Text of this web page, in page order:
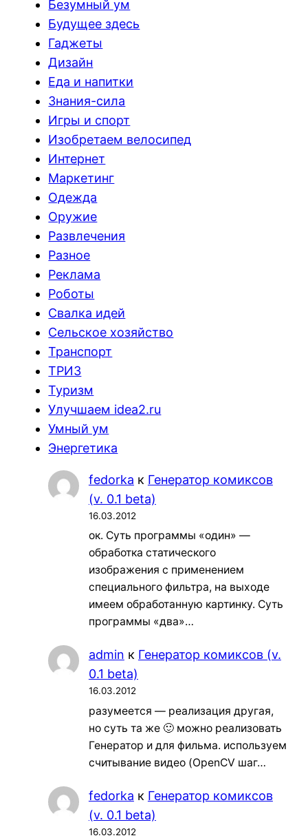
Безумный ум
Будущее здесь
Гаджеты
Дизайн
Еда и напитки
Знания-сила
Игры и спорт
Изобретаем велосипед
Интернет
Маркетинг
Одежда
Оружие
Развлечения
Разное
Реклама
Роботы
Свалка идей
Сельское хозяйство
Транспорт
ТРИЗ
Туризм
Улучшаем idea2.ru
Умный ум
Энергетика
fedorka к Генератор комиксов
(v. 0.1 beta)
16.03.2012
ок. Суть программы «один» —
обработка статического
изображения с применением
специального фильтра, на выходе
имеем обработанную картинку. Суть
программы «два»…
admin к Генератор комиксов (v.
0.1 beta)
16.03.2012
разумеется — реализация другая,
но суть та же 🙂 можно реализовать
Генератор и для фильма. используем
считывание видео (OpenCV шаг…
fedorka к Генератор комиксов
(v. 0.1 beta)
16.03.2012